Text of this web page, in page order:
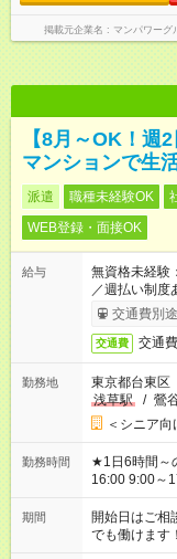
掲載元企業名 マンパワー
【8月～OK！週
マンションで生
派遣 職種未経験OK
WEB登録・面接OK
給与
無資格未経
／週払い制度
了次第のお支
交通費別
交通費 交通
勤務地
東京都台東区
浅草駅
/ 鶯
＜シニア向
勤務時間
★1日6時間～の時短シフト
16:00 9:00～
場合、他のお
ん ※法令に基
となります ※
短時間・短期
期間
開始日はご
でも働けます！